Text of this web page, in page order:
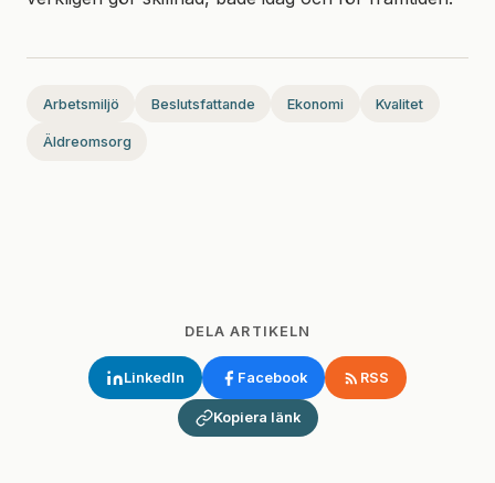
Arbetsmiljö Beslutsfattande Ekonomi Kvalitet
Äldreomsorg
DELA ARTIKELN
LinkedIn Facebook RSS
Kopiera länk